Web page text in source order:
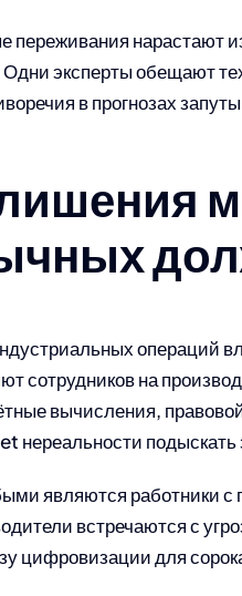
нарастают
эксперты обещают
в прогнозах
операций
сотрудников на
вычисления,
нереальности
являются работники
встречаются с
цифровизации для